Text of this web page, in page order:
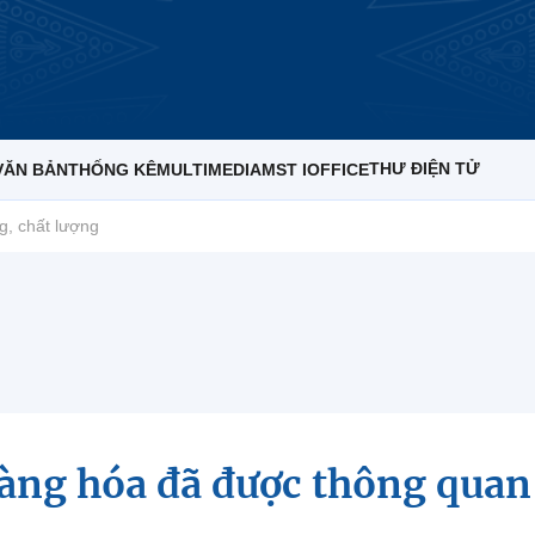
BẢNTHỐNG KÊMULTIMEDIAMST IOFFICETHƯ ĐIỆN TỬ
chất lượng
hóa đã được thông quan